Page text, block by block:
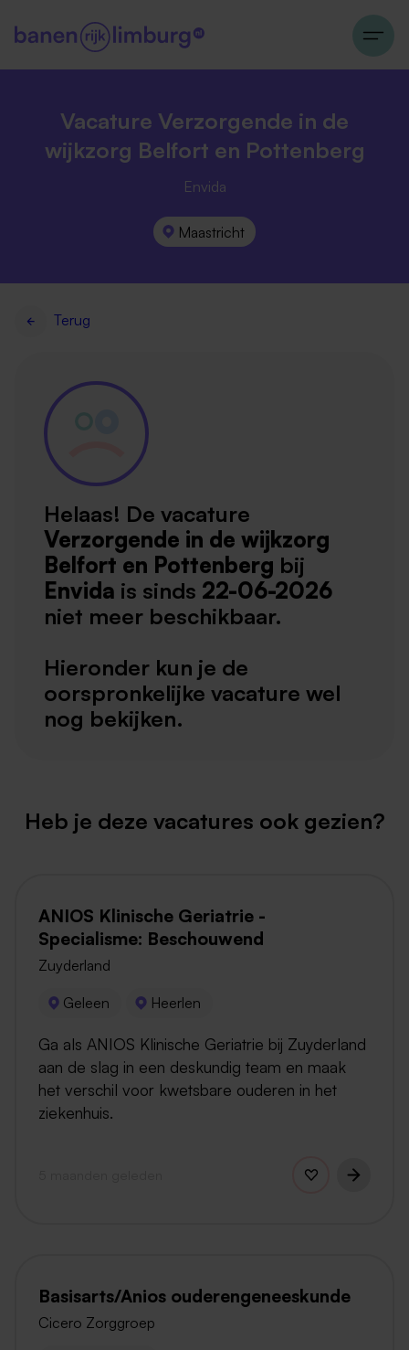
Vacature Verzorgende in de
wijkzorg Belfort en Pottenberg
Envida
Maastricht
Terug
Helaas! De vacature
Verzorgende in de wijkzorg
Belfort en Pottenberg bij
Envida is sinds 22-06-2026
niet meer beschikbaar.
Hieronder kun je de
oorspronkelijke vacature wel
nog bekijken.
Heb je deze vacatures ook gezien?
ANIOS Klinische Geriatrie -
Specialisme: Beschouwend
Zuyderland
Geleen Heerlen
Ga als ANIOS Klinische Geriatrie bij Zuyderland
aan de slag in een deskundig team en maak
het verschil voor kwetsbare ouderen in het
ziekenhuis.
Basisarts/Anios ouderengeneeskunde
Cicero Zorggroep